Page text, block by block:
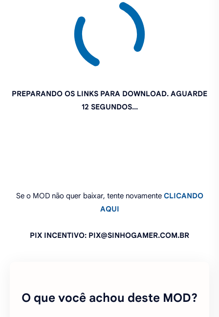
PREPARANDO OS LINKS PARA DOWNLOAD. AGUARDE
11 SEGUNDOS...
Se o MOD não quer baixar, tente novamente CLICANDO
AQUI
PIX INCENTIVO: PIX@SINHOGAMER.COM.BR
O que você achou deste MOD?